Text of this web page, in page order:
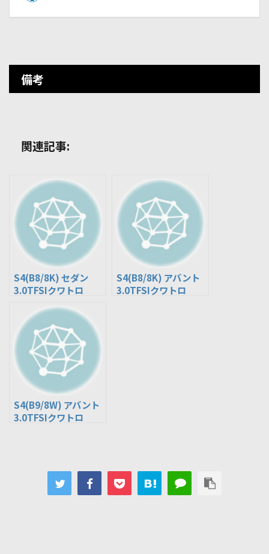
備考
関連記事:
S4(B8/8K) セダン
3.0TFSIクワトロ
S4(B8/8K) アバント
3.0TFSIクワトロ
S4(B9/8W) アバント
3.0TFSIクワトロ